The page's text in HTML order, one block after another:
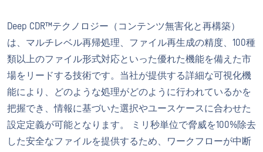
Deep CDR™テクノロジー（コンテンツ無害化と再構築）
は、マルチレベル再帰処理、ファイル再生成の精度、100種
類以上のファイル形式対応といった優れた機能を備えた市
場をリードする技術です。当社が提供する詳細な可視化機
能により、どのような処理がどのように行われているかを
把握でき、情報に基づいた選択やユースケースに合わせた
設定定義が可能となります。 ミリ秒単位で脅威を100%除去
した安全なファイルを提供するため、ワークフローが中断